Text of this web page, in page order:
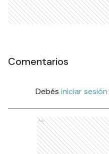
Comentarios
Debés iniciar sesión
Ads